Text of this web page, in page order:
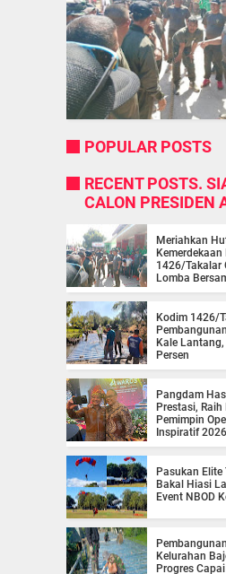
POPULAR POSTS
RECENT POSTS.
CALON PRESIDEN
Meriahkan
Kemerdekaan
1426/Takalar
Lomba
Kodim 1426/
Kale
Persen
Pangdam
Prestasi,
Pemimpin
Inspiratif 2026
Pasukan Elite
Bakal Hiasi
Event NBOD
Kelurahan
Progres